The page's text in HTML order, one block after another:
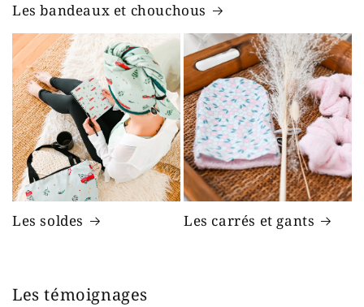
Les bandeaux et chouchous
Les soldes Les carrés et gants
Les témoignages